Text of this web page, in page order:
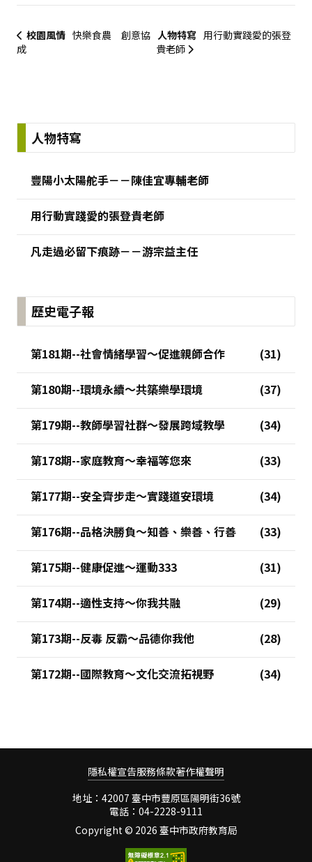
校園風情 快樂食農 創意協
成
人物特寫 用行動實踐愛的張登
貴老師
人物特寫
豐陽小太陽舵手－－陳佳宜專輔老師
用行動實踐愛的張登貴老師
凡走過必留下痕跡－－游宗益主任
歷史電子報
第181期--社會情緒學習～促進親師合作
第180期--環境永續～共築樂學環境
第179期--教師學習社群～發展跨域教學
第178期--家庭教育～幸福等您來
第177期--安全齊步走～實踐道安環境
第176期--品格決勝負～知善、樂善、行善
第175期--健康促進～運動333
第174期--適性支持～你我共融
第173期--反毒 反霸～品德你我他
第172期--國際教育～文化交流拓視野
隱私權宣告服務條款著作權聲明
地址：42007 臺中市豐原區陽明街36號
電話：04-2228-9111
Copyright © 2026 臺中市政府教育局